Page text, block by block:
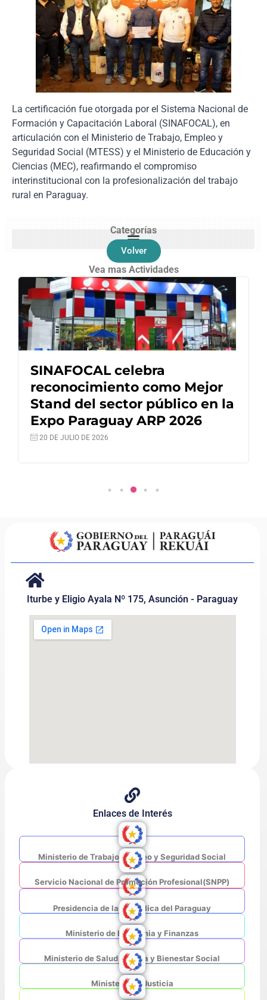
La certificación fue otorgada por el Sistema Nacional de
Formación y Capacitación Laboral (SINAFOCAL), en
articulación con el Ministerio de Trabajo, Empleo y
Seguridad Social (MTESS) y el Ministerio de Educación y
Ciencias (MEC), reafirmando el compromiso
interinstitucional con la profesionalización del trabajo
rural en Paraguay.
Categorías
Volver
Vea mas Actividades
SINAFOCAL celebra
reconocimiento como Mejor
Stand del sector público en la
Expo Paraguay ARP 2026
20 DE JULIO DE 2026
Iturbe y Eligio Ayala Nº 175, Asunción - Paraguay
Enlaces de Interés
Ministerio de Trabajo, Empleo y Seguridad Social
Servicio Nacional de Promoción Profesional(SNPP)
Presidencia de la República del Paraguay
Ministerio de Economia y Finanzas
Ministerio de Salud Pública y Bienestar Social
Ministerio de Justicia